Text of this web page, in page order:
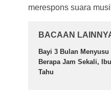
merespons suara
BACAAN
Bayi 3 Bulan Menyusu
Berapa Jam Sekali,
Tahu